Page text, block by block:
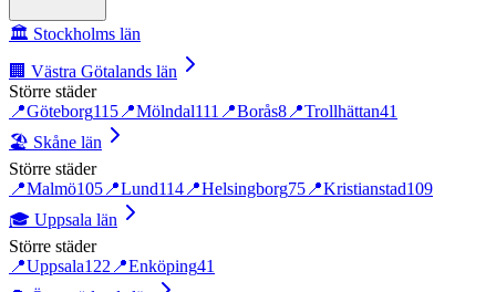
🏛️ Stockholms län
🏢 Västra Götalands län
Större städer
📍Göteborg115 📍Mölndal111 📍Borås8 📍Trollhättan41
🏖️ Skåne län
Större städer
📍Malmö105 📍Lund114 📍Helsingborg75 📍Kristianstad109
🎓 Uppsala län
Större städer
📍Uppsala122 📍Enköping41